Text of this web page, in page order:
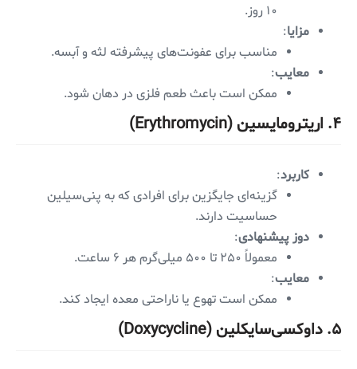
۱۰ روز.
مزایا:
مناسب برای عفونت‌های پیشرفته لثه و آبسه.
معایب:
ممکن است باعث طعم فلزی در دهان شود.
۴. اریترومایسین (Erythromycin)
کاربرد:
گزینه‌ای جایگزین برای افرادی که به پنی‌سیلین
حساسیت دارند.
دوز پیشنهادی:
معمولاً ۲۵۰ تا ۵۰۰ میلی‌گرم هر ۶ ساعت.
معایب:
ممکن است تهوع یا ناراحتی معده ایجاد کند.
۵. داوکسی‌سایکلین (Doxycycline)